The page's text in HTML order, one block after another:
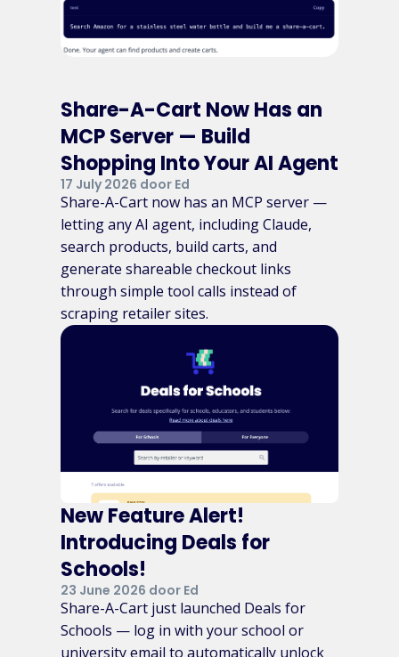
Share-A-Cart Now Has an
MCP Server — Build
Shopping Into Your AI Agent
17 July 2026 door Ed
Share-A-Cart now has an MCP server —
letting any AI agent, including Claude,
search products, build carts, and
generate shareable checkout links
through simple tool calls instead of
scraping retailer sites.
New Feature Alert!
Introducing Deals for
Schools!
23 June 2026 door Ed
Share-A-Cart just launched Deals for
Schools — log in with your school or
university email to automatically unlock